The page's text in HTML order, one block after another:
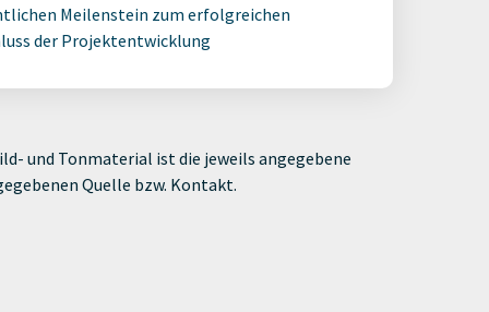
Meilenstein zum erfolgreichen
der Projektentwicklung
und Tonmaterial ist die jeweils angegebene
Quelle bzw. Kontakt.